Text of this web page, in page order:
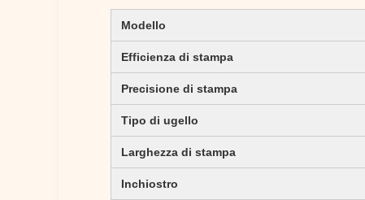
Modello
Efficienza di stampa
Precisione di stampa
Tipo di ugello
Larghezza di stampa
Inchiostro